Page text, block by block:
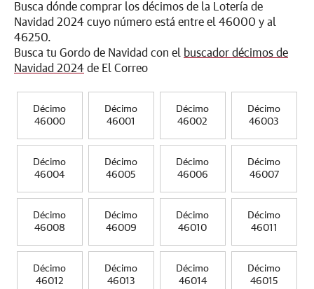
Busca dónde comprar los décimos de la Lotería de
Navidad 2024 cuyo número está entre el 46000 y al
46250.
Busca tu Gordo de Navidad con el buscador décimos de
Navidad 2024 de El Correo
Décimo
46000
Décimo
46001
Décimo
46002
Décimo
46003
Décimo
46004
Décimo
46005
Décimo
46006
Décimo
46007
Décimo
46008
Décimo
46009
Décimo
46010
Décimo
46011
Décimo
46012
Décimo
46013
Décimo
46014
Décimo
46015